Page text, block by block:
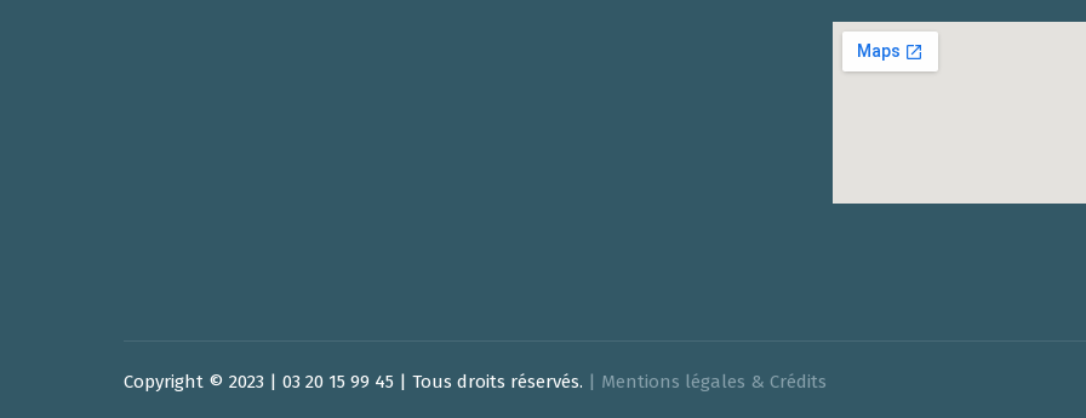
Copyright © 2023 | 03 20 15 99 45 | Tous droits réservés. | Mentions légales & Crédits